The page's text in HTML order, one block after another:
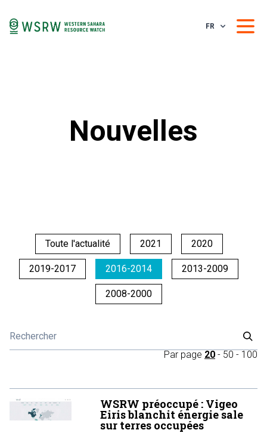
FR
Nouvelles
Toute l'actualité 2021 2020
2019-2017 2016-2014 2013-2009
2008-2000
Par page 20 - 50 - 100
WSRW préoccupé : Vigeo
Eiris blanchit énergie sale
sur terres occupées